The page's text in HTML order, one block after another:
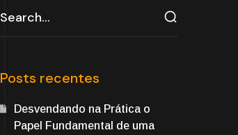
Posts recentes
Desvendando na Prática o
Papel Fundamental de uma